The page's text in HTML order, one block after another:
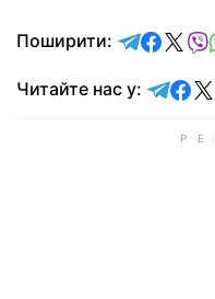
Поширити:
Читайте нас у: